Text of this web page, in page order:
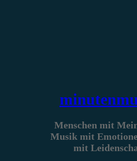
Menschen mit
Musik mit
mit